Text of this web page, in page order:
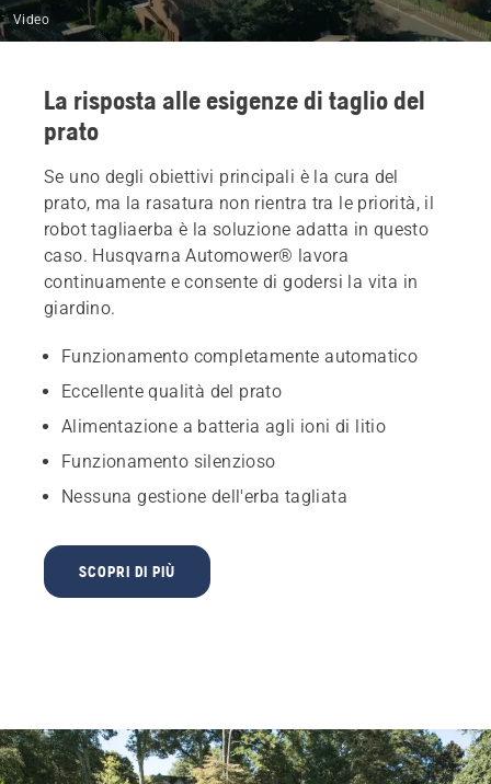
Video
La risposta alle esigenze di taglio del
prato
Se uno degli obiettivi principali è la cura del
prato, ma la rasatura non rientra tra le priorità, il
robot tagliaerba è la soluzione adatta in questo
caso. Husqvarna Automower® lavora
continuamente e consente di godersi la vita in
giardino.
Funzionamento completamente automatico
Eccellente qualità del prato
Alimentazione a batteria agli ioni di litio
Funzionamento silenzioso
Nessuna gestione dell'erba tagliata
SCOPRI DI PIÙ